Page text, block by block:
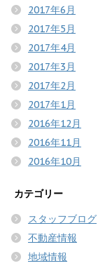
2017年6月
2017年5月
2017年4月
2017年3月
2017年2月
2017年1月
2016年12月
2016年11月
2016年10月
カテゴリー
スタッフブログ
不動産情報
地域情報